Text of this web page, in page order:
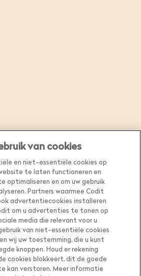
van cookies
en niet-essentiële cookies op
te laten functioneren en
optimaliseren en om uw gebruik
Partners waarmee Codit
advertentiecookies installeren
om u advertenties te tonen op
media die relevant voor u
van niet-essentiële cookies
wij uw toestemming, die u kunt
knoppen. Houd er rekening
cookies blokkeert, dit de goede
kan verstoren. Meer informatie